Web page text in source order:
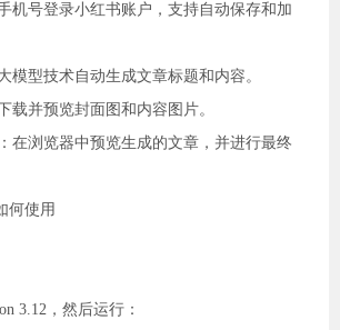
机号登录小红书账户，支持自动保存和加
模型技术自动生成文章标题和内容。
载并预览封面图和内容图片。
在浏览器中预览生成的文章，并进行最终
何使用
3.12，然后运行：